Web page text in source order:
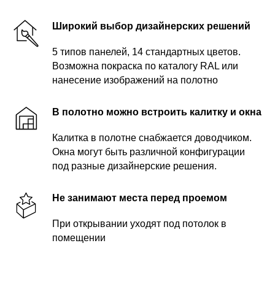
Широкий выбор дизайнерских решений
5 типов панелей, 14 стандартных цветов.
Возможна покраска по каталогу RAL или
нанесение изображений на полотно
В полотно можно встроить калитку и окна
Калитка в полотне снабжается доводчиком.
Окна могут быть различной конфигурации
под разные дизайнерские решения.
Не занимают места перед проемом
При открывании уходят под потолок в
помещении